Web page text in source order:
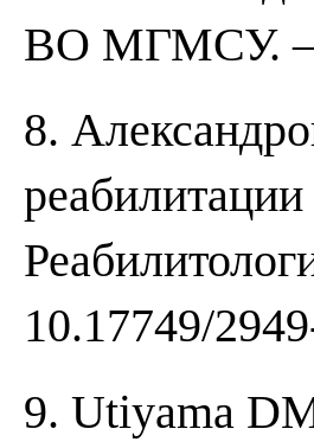
ВО МГМСУ. –
8.
10.17749/
9. Utiyama